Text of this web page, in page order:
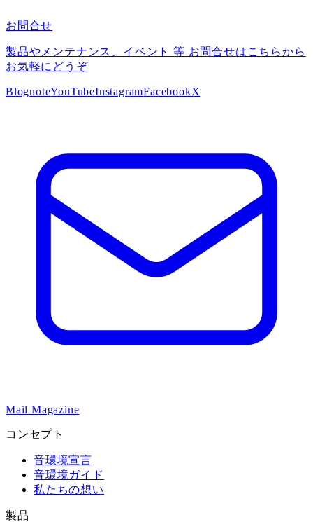
お問合せ
製品やメンテナンス、イベント 等 お問合せはこちらから
お気軽にどうぞ
BlognoteYouTubeInstagramFacebookX
Mail Magazine
コンセプト
音環境宣言
音環境ガイド
私たちの想い
製品